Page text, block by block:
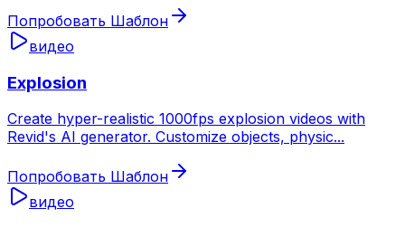
Попробовать Шаблон
видео
Explosion
Create hyper-realistic 1000fps explosion videos with
Revid's AI generator. Customize objects, physic...
Попробовать Шаблон
видео